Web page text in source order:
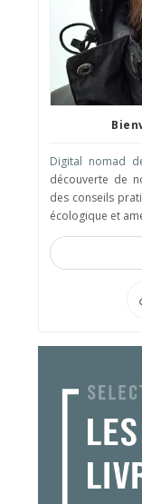
Digital nomad
découverte de
des conseils
écologique et